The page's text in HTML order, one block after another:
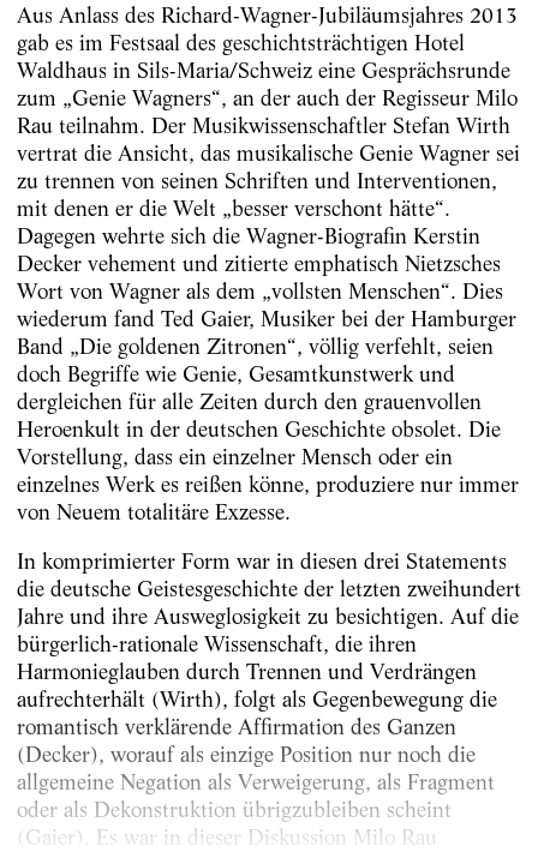
Aus Anlass des Richard-Wagner-Jubiläumsjahres 2013
gab es im Festsaal des geschichtsträchtigen Hotel
Waldhaus in Sils-Maria/Schweiz eine Gesprächsrunde
zum „Genie Wagners“, an der auch der Regisseur Milo
Rau teilnahm. Der Musikwissenschaftler Stefan Wirth
vertrat die Ansicht, das musikalische Genie Wagner sei
zu trennen von seinen Schriften und Interventionen,
mit denen er die Welt „besser verschont hätte“.
Dagegen wehrte sich die Wagner-Biografin Kerstin
Decker vehement und zitierte emphatisch Nietzsches
Wort von Wagner als dem „vollsten Menschen“. Dies
wiederum fand Ted Gaier, Musiker bei der Hamburger
Band „Die goldenen Zitronen“, völlig verfehlt, seien
doch Begriffe wie Genie, Gesamtkunstwerk und
dergleichen für alle Zeiten durch den grauenvollen
Heroenkult in der deutschen Geschichte obsolet. Die
Vorstellung, dass ein einzelner Mensch oder ein
einzelnes Werk es reißen könne, produziere nur immer
von Neuem totalitäre Exzesse.
In komprimierter Form war in diesen drei Statements
die deutsche Geistesgeschichte der letzten zweihundert
Jahre und ihre Ausweglosigkeit zu besichtigen. Auf die
bürgerlich-rationale Wissenschaft, die ihren
Harmonieglauben durch Trennen und Verdrängen
aufrechterhält (Wirth), folgt als Gegenbewegung die
romantisch verklärende Affirmation des Ganzen
(Decker), worauf als einzige Position nur noch die
allgemeine Negation als Verweigerung, als Fragment
oder als Dekonstruktion übrigzubleiben scheint
(Gaier). Es war in dieser Diskussion Milo Rau